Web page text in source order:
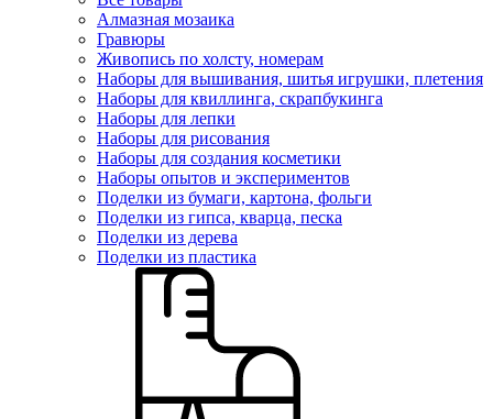
Алмазная мозаика
Гравюры
Живопись по холсту, номерам
Наборы для вышивания, шитья игрушки, плетения
Наборы для квиллинга, скрапбукинга
Наборы для лепки
Наборы для рисования
Наборы для создания косметики
Наборы опытов и экспериментов
Поделки из бумаги, картона, фольги
Поделки из гипса, кварца, песка
Поделки из дерева
Поделки из пластика